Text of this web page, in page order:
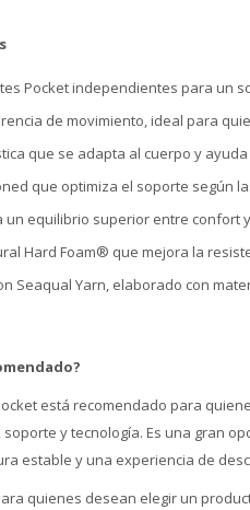
Pocket independientes para un
de movimiento, ideal para
que se adapta al cuerpo y
que optimiza el soporte según
un equilibrio superior entre confort
Hard Foam® que mejora la
Seaqual Yarn, elaborado con
está recomendado para
y tecnología. Es una gran
estable y una experiencia de
quienes desean elegir un